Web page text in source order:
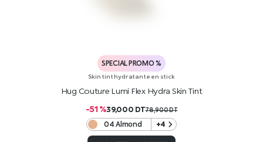
SPECIAL PROMO %
Skin tint hydratante en stick
Hug Couture Lumi Flex Hydra Skin Tint
-51 %39,000 DT78,900DT
04 Almond +4